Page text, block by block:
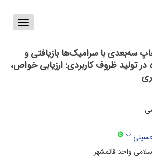
Toggle
سه‌بعدی با سرامیک‌ها بازیافتی و
تولید ظروف کاربردی: ارزیابی خواص،
واحد قائمشهر